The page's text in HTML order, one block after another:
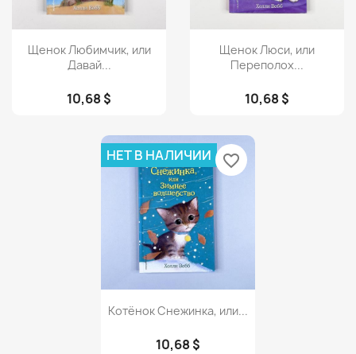
Просмотр
Щенок Любимчик, или
Давай...
10,68 $
Просмотр
Щенок Люси, или
Переполох...
10,68 $
Просмотр
Котёнок Снежинка, или...
10,68 $
НЕТ В НАЛИЧИИ favorite_border